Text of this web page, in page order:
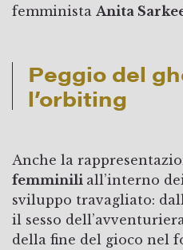
femminista Anita
Peggio del
l’orbiting
Anche la
femminili all’interno
sviluppo travagliato:
il sesso dell’avventuriera
della fine del gioco nel